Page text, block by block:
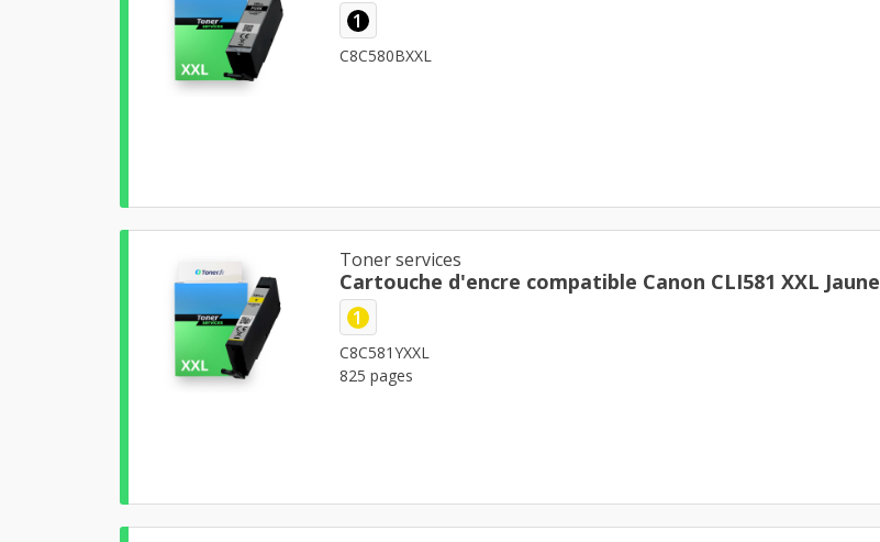
1
C8C580BXXL
Toner services
Cartouche d'encre compatible Canon CLI581 XXL Jaune
1
C8C581YXXL
825 pages